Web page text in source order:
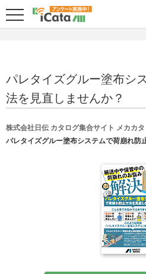
パレタイズグルー塗布シ
法を見直しませんか？
株式会社日伝 カタログ集合サイト メカカタ
パレタイズグルー塗布システムで荷崩れ防